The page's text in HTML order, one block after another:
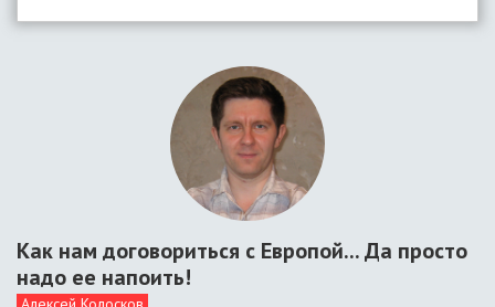
Как нам договориться с Европой... Да просто
надо ее напоить!